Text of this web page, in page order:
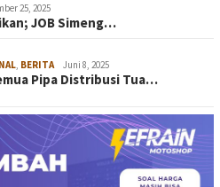
25, 2025
JOB Simeng…
, BERITA Juni 8, 2025
Pipa Distribusi Tua…